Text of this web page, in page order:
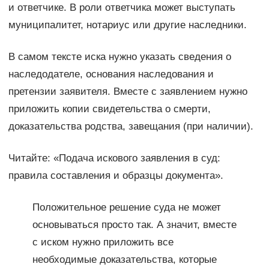
и ответчике. В роли ответчика может выступать
муниципалитет, нотариус или другие наследники.
В самом тексте иска нужно указать сведения о
наследодателе, основания наследования и
претензии заявителя. Вместе с заявлением нужно
приложить копии свидетельства о смерти,
доказательства родства, завещания (при наличии).
Читайте: «Подача искового заявления в суд:
правила составления и образцы документа».
Положительное решение суда не может
основываться просто так. А значит, вместе
с иском нужно приложить все
необходимые доказательства, которые